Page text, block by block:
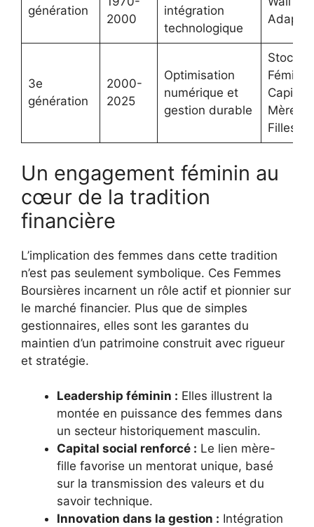
génération
2000
intégration
technologique
3e
génération
2000-
2025
Optimisation
numérique et
gestion durable
Stock
Féminin,
Mères
Filles
Un engagement féminin au
cœur de la tradition
financière
L’implication des femmes dans cette tradition
n’est pas seulement symbolique. Ces Femmes
Boursières incarnent un rôle actif et pionnier sur
le marché financier. Plus que de simples
gestionnaires, elles sont les garantes du
maintien d’un patrimoine construit avec rigueur
et stratégie.
Leadership féminin : Elles illustrent la
montée en puissance des femmes dans
un secteur historiquement masculin.
Capital social renforcé : Le lien mère-
fille favorise un mentorat unique, basé
sur la transmission des valeurs et du
savoir technique.
Innovation dans la gestion : Intégration